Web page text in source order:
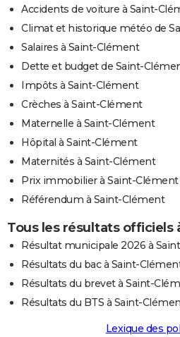
Accidents de voiture à Saint-
Climat et historique météo de
Salaires à Saint-Clément
Dette et budget de Saint-
Impôts à Saint-Clément
Crèches à Saint-Clément
Maternelle à Saint-Clément
Hôpital à Saint-Clément
Maternités à Saint-Clément
Prix immobilier à Saint-Clément
Référendum à Saint-Clément
Tous les résultats officiels
Résultat municipale 2026 à
Résultats du bac à Saint-
Résultats du brevet à Saint-
Résultats du BTS à Saint-
Lexique des